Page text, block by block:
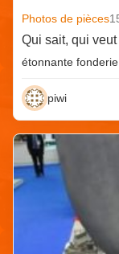
Photos de pièces
Qui sait, qui
étonnante
piwi